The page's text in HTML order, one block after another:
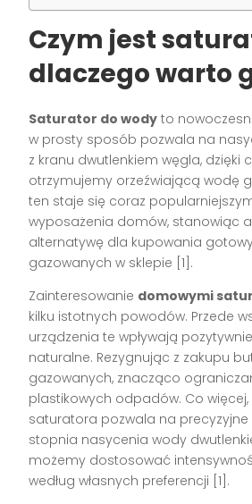
Czym jest
dlaczego warto
Saturator do wody to
w prosty sposób pozwala na
z kranu dwutlenkiem węgla, dzięki
otrzymujemy orzeźwiającą wodę
ten staje się coraz
wyposażenia domów, stanowiąc
alternatywę dla kupowania
gazowanych w sklepie [1].
Zainteresowanie domowymi
kilku istotnych powodów. Przede
urządzenia te wpływają
naturalne. Rezygnując z zakupu
gazowanych, znacząco
plastikowych odpadów. Co
saturatora pozwala na
stopnia nasycenia wody
możemy dostosować
według własnych preferencji [1].